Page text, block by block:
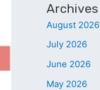
Archives
August 2026
July 2026
June 2026
May 2026